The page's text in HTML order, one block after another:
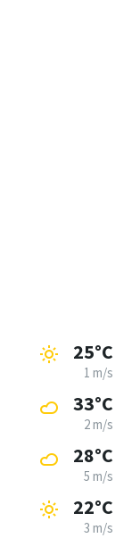
25°C
1 m/s
33°C
2 m/s
28°C
5 m/s
22°C
3 m/s